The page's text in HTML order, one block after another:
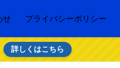
せ プライバシーポリシー
詳しくはこちら